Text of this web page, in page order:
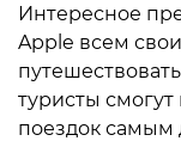
Интересное
Apple всем
туристы
поездок самым